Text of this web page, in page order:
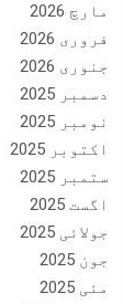
مارچ 2026
فروری 2026
جنوری 2026
دسمبر 2025
نومبر 2025
اکتوبر 2025
ستمبر 2025
اگست 2025
جولائی 2025
جون 2025
مئی 2025